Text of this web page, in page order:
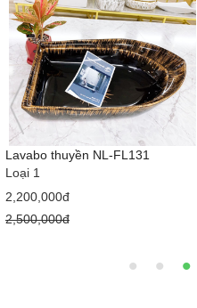
Lavabo thuyền NL-FL131
Loại 1
2,200,000đ
2,500,000đ